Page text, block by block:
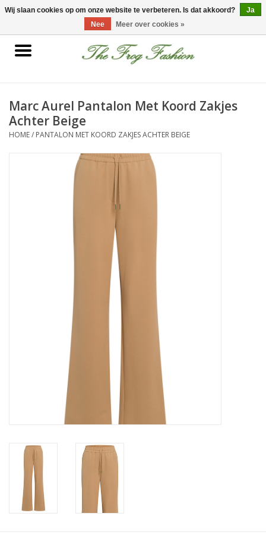
0 Artikelen - €0,00
Home
Nieuwe collectie
Marc Aurel Pantalon Met Koord Zakjes
Achter Beige
HOME/ PANTALON MET KOORD ZAKJES ACHTER BEIGE
Wij slaan cookies op om onze website te verbeteren. Is dat akkoord?
Ja
Nee
Meer over cookies »